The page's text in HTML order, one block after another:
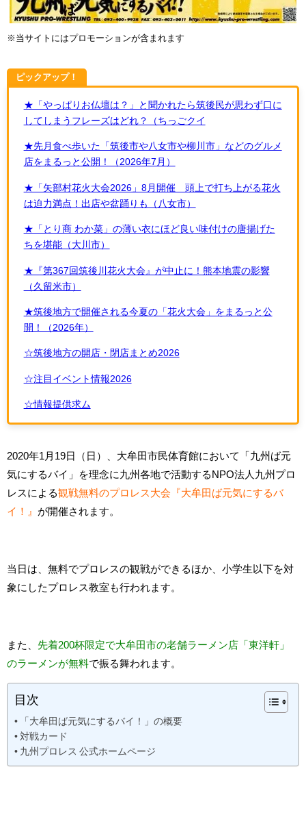
※当サイトにはプロモーションが含まれます
ピックアップ！
★「やっぱりお仏壇は？」と聞かれたら筑後民が思わず口に
してしまうフレーズはどれ？（ちっごクイ
★先月食べ歩いた「筑後市や八女市や柳川市」などのグルメ
店をまるっと公開！（2026年7月）
★「矢部村花火大会2026」8月開催 頭上で打ち上がる花火
は迫力満点！出店や盆踊りも（八女市）
★「とり商 わか菜」の薄い衣にほど良い味付けの唐揚げた
ちを堪能（大川市）
★『第367回筑後川花火大会』が中止に！熊本地震の影響
（久留米市）
★筑後地方で開催される今夏の「花火大会」をまるっと公
開！（2026年）
☆筑後地方の開店・閉店まとめ2026
☆注目イベント情報2026
☆情報提供求ム
2020年1月19日（日）、大牟田市民体育館において「九州ば元
気にするバイ」を理念に九州各地で活動するNPO法人九州プロ
レスによる観戦無料のプロレス大会『大牟田ば元気にするバ
イ！』 が開催されます。
当日は、無料でプロレスの観戦ができるほか、小学生以下を対
象にしたプロレス教室も行われます。
また、 先着200杯限定で大牟田市の老舗ラーメン店「東洋軒」
のラーメンが無料で振る舞われます。
目次
「大牟田ば元気にするバイ！」の概要
対戦カード
九州プロレス 公式ホームページ